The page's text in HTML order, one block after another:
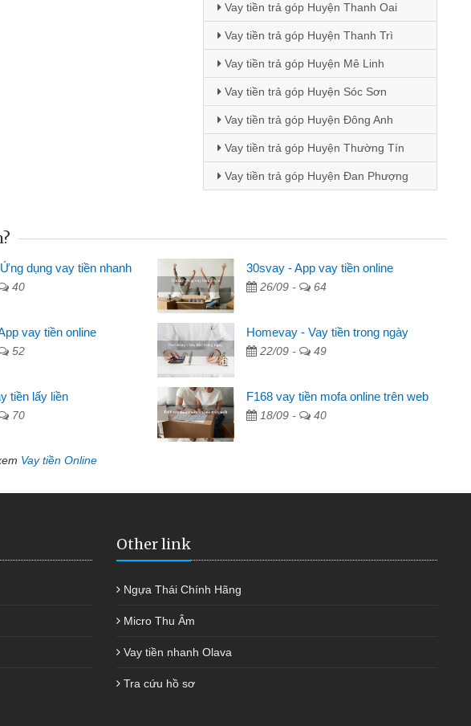
Vay tiền trả góp Huyện Thanh Oai
Vay tiền trả góp Huyện Thanh Trì
Vay tiền trả góp Huyện Mê Linh
Vay tiền trả góp Huyện Sóc Sơn
Vay tiền trả góp Huyện Đông Anh
Vay tiền trả góp Huyện Thường Tín
Vay tiền trả góp Huyện Đan Phượng
viên
thông qua quảng cáo trên facebook. Tôi là
cần đóng tiền nhà, sinh nhật bạn bè, mà đọc
nhanh gọn nên tôi quyết định vay
các ngân hàng không ai cho vay. Trong khi
để giải quyết việc riêng, trong 1-2 ngày tôi trả
Cảm ơn đã giúp tôi kịp thời và nhanh chóng
dụng vay tiền nhanh
40
30svay - App vay tiền online
26/09 - 64
vay tiền online
52
Homevay - Vay tiền trong ngày
22/09 - 49
tiền lấy liền
70
F168 vay tiền mofa online trên web
18/09 - 40
Vay tiền Online
Other link
Ngựa Thái Chính Hãng
Micro Thu Âm
Vay tiền nhanh Olava
Tra cứu hồ sơ